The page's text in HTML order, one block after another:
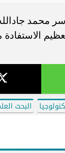
محمد
البحث